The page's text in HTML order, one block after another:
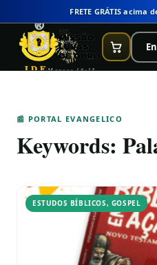
FRETE GRÁTIS acima
IDEMarcos 16:15
📰 PORTAL EVANGELICO
Keywords:
ESTUDOS BÍBLICOS, GOSPEL